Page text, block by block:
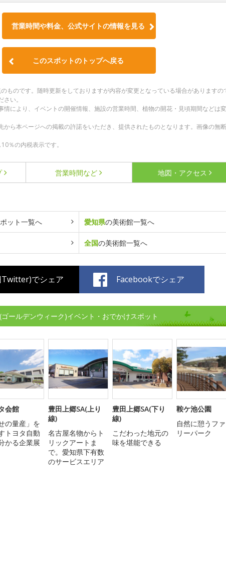
営業時間や料金、公式サイトの情報を見る
このスポットのトップへ戻る
ものです。随時更新をしておりますが内容が変更となっている場合がありますの
い。
により、イベントの開催情報、施設の営業時間、植物の開花・見頃期間などは
ら本ページへの掲載の許諾をいただき、提供されたものとなります。画像の無
％の内税表示です。
営業時間など 地図・アクセス
ット一覧へ 愛知県の美術館一覧へ
全国の美術館一覧へ
Twitter)でシェア Facebookでシェア
ールデンウィーク)イベント・おでかけスポット
会館
の量産」を
トヨタ自動
かる企業展
豊田上郷SA(上り
線)
名古屋名物からト
リックアートま
で。愛知県下有数
のサービスエリア
豊田上郷SA(下り
線)
こだわった地元の
味を堪能できる
鞍ケ池公園
自然に憩うファ
リーパーク